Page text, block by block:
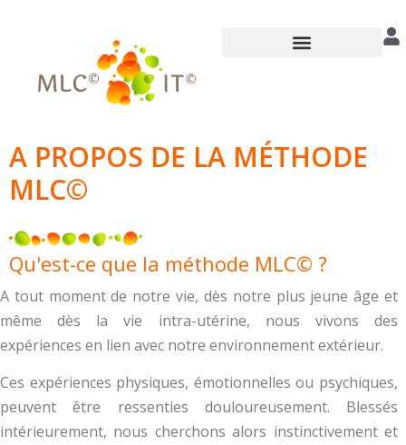
A PROPOS DE LA MÉTHODE
MLC©
Qu'est-ce que la méthode MLC© ?
A tout moment de notre vie, dès notre plus jeune âge et
même dès la vie intra-utérine, nous vivons des
expériences en lien avec notre environnement extérieur.
Ces expériences physiques, émotionnelles ou psychiques,
peuvent être ressenties douloureusement. Blessés
intérieurement, nous cherchons alors instinctivement et